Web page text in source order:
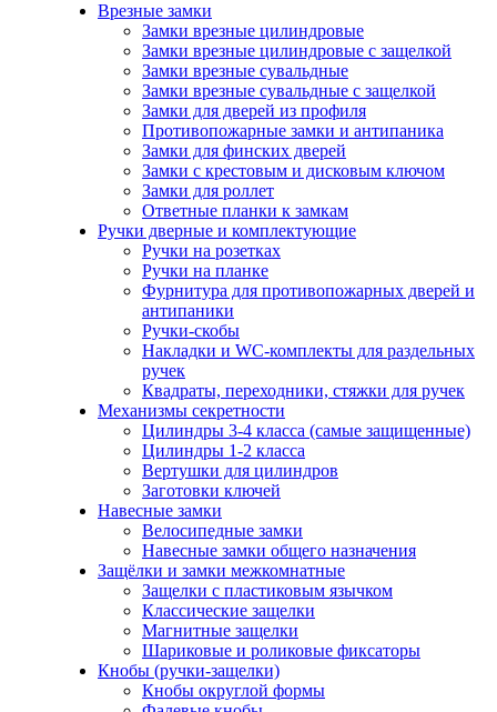
Врезные замки
Замки врезные цилиндровые
Замки врезные цилиндровые с защелкой
Замки врезные сувальдные
Замки врезные сувальдные с защелкой
Замки для дверей из профиля
Противопожарные замки и антипаника
Замки для финских дверей
Замки с крестовым и дисковым ключом
Замки для роллет
Ответные планки к замкам
Ручки дверные и комплектующие
Ручки на розетках
Ручки на планке
Фурнитура для противопожарных дверей и
антипаники
Ручки-скобы
Накладки и WC-комплекты для раздельных
ручек
Квадраты, переходники, стяжки для ручек
Механизмы секретности
Цилиндры 3-4 класса (самые защищенные)
Цилиндры 1-2 класса
Вертушки для цилиндров
Заготовки ключей
Навесные замки
Велосипедные замки
Навесные замки общего назначения
Защёлки и замки межкомнатные
Защелки с пластиковым язычком
Классические защелки
Магнитные защелки
Шариковые и роликовые фиксаторы
Кнобы (ручки-защелки)
Кнобы округлой формы